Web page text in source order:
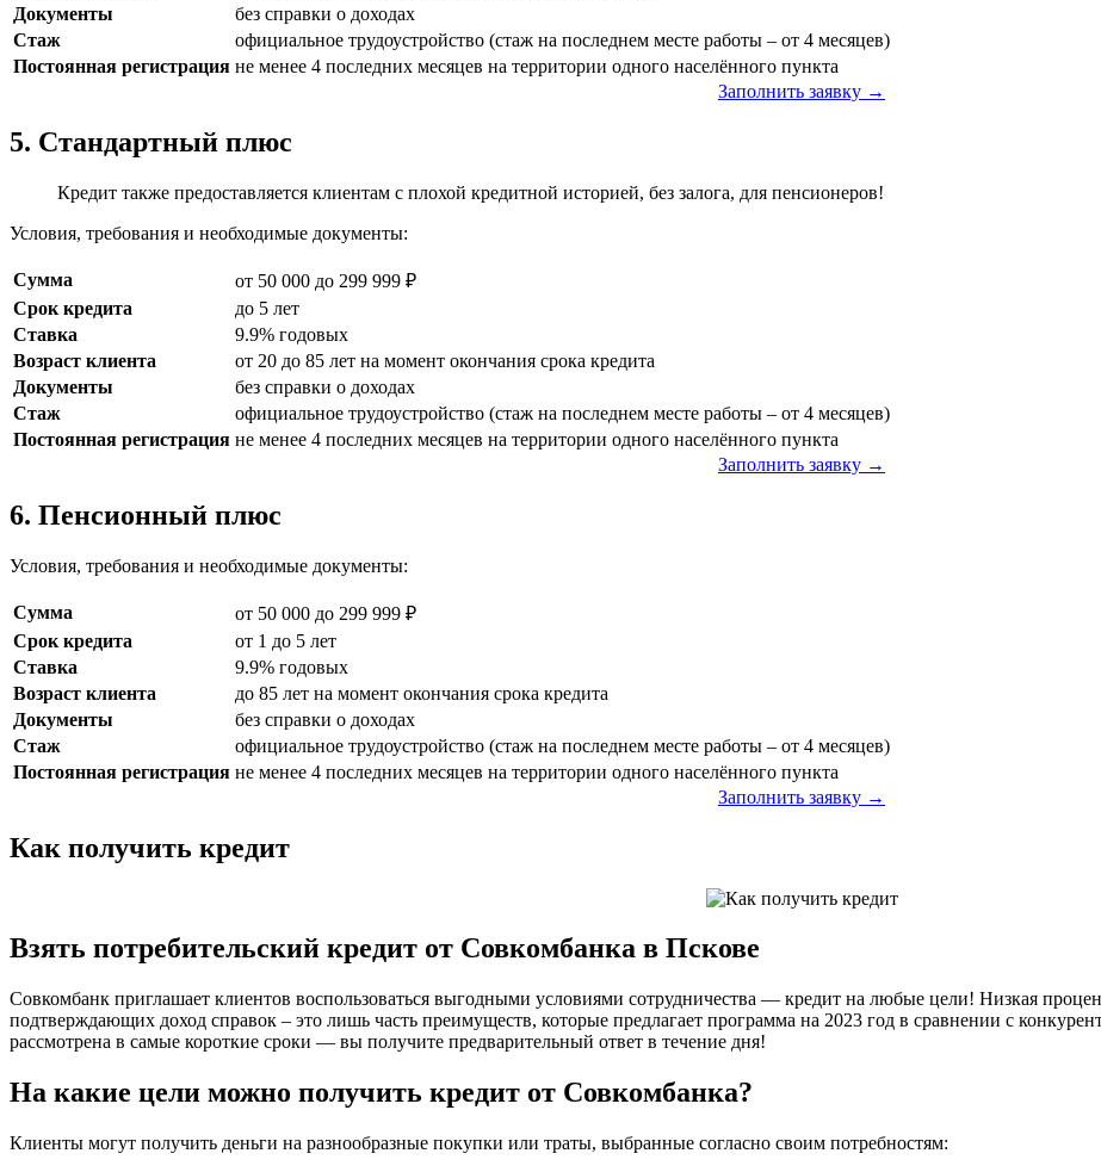
Документы
без справки о доходах
Стаж
официальное трудоустройство (стаж на последнем месте работы – от 4 месяцев)
Постоянная регистрация не менее 4 последних месяцев на территории одного населённого пункта
Заполнить заявку →
5. Стандартный плюс
Кредит также предоставляется клиентам с плохой кредитной историей, без залога, для пенсионеров!
Условия, требования и необходимые документы:
Сумма
от 50 000 до 299 999 ₽
Срок кредита
до 5 лет
Ставка
9.9% годовых
Возраст клиента
от 20 до 85 лет на момент окончания срока кредита
Документы
без справки о доходах
Стаж
официальное трудоустройство (стаж на последнем месте работы – от 4 месяцев)
Постоянная регистрация не менее 4 последних месяцев на территории одного населённого пункта
Заполнить заявку →
6. Пенсионный плюс
Условия, требования и необходимые документы:
Сумма
от 50 000 до 299 999 ₽
Срок кредита
от 1 до 5 лет
Ставка
9.9% годовых
Возраст клиента
до 85 лет на момент окончания срока кредита
Документы
без справки о доходах
Стаж
официальное трудоустройство (стаж на последнем месте работы – от 4 месяцев)
Постоянная регистрация не менее 4 последних месяцев на территории одного населённого пункта
Заполнить заявку →
Как получить кредит
Взять потребительский кредит от Совкомбанка в Пскове
Совкомбанк приглашает клиентов воспользоваться выгодными условиями сотрудничества — кредит на любые цели! Низкая
подтверждающих доход справок – это лишь часть преимуществ, которые предлагает программа на 2023 год в сравнении с
рассмотрена в самые короткие сроки — вы получите предварительный ответ в течение дня!
На какие цели можно получить кредит от Совкомбанка?
Клиенты могут получить деньги на разнообразные покупки или траты, выбранные согласно своим потребностям: